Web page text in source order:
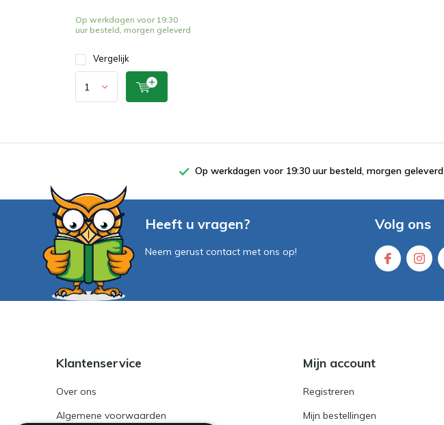
Op werkdagen voor 19:30
uur besteld, morgen geleverd
Vergelijk
Op werkdagen voor 19:30 uur besteld, morgen geleverd
Heeft u vragen?
Neem gerust contact met ons op!
Volg ons
Klantenservice
Over ons
Algemene voorwaarden
Mijn account
Registreren
Mijn bestellingen